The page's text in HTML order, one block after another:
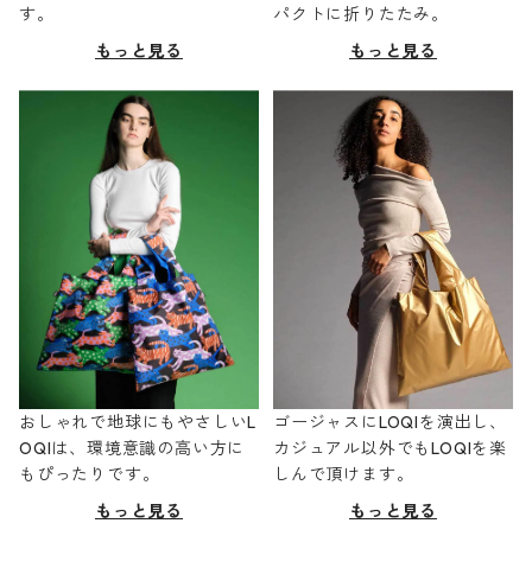
す。
もっと見る
パクトに折りたたみ。
もっと見る
おしゃれで地球にもやさしいL
OQIは、環境意識の高い方に
もぴったりです。
もっと見る
ゴージャスにLOQIを演出し、
カジュアル以外でもLOQIを楽
しんで頂けます。
もっと見る